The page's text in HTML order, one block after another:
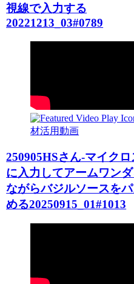
視線で入力する
20221213_03#0789
材活用動画
250905HSさん-マイク
に入力してアームワン
ながらバジルソースを
める20250915_01#1013